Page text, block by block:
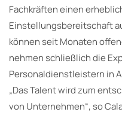
Fachkräften einen
Einstellungsbereitschaft
können seit Monaten
nehmen schließlich die
Personaldienstleistern in
„Das Talent wird zum
von Unternehmen“, so